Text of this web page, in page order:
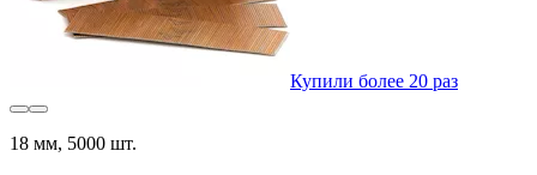
Купили более 20 раз
18 мм, 5000 шт.